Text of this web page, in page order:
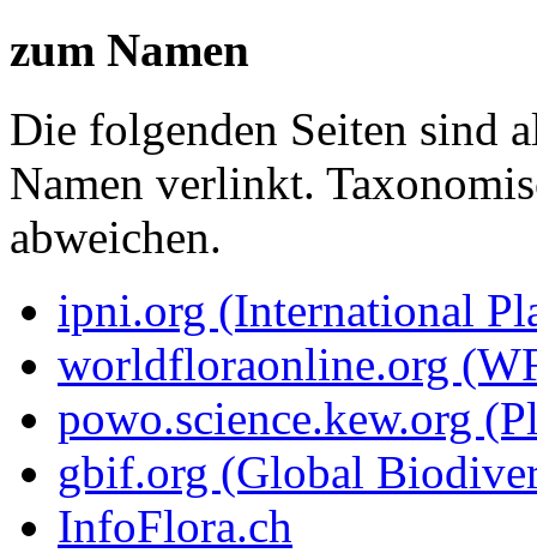
zum Namen
Die folgenden Seiten sind
Namen verlinkt.
abweichen.
ipni.org (International
worldfloraonline.org
powo.science.kew.org
gbif.org (Global
InfoFlora.ch